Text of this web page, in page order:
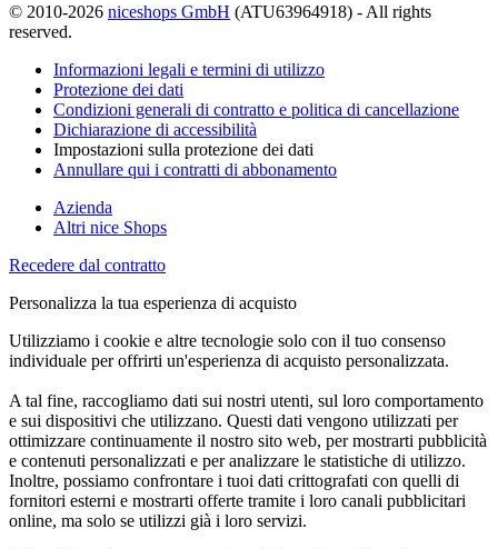
© 2010-2026 niceshops GmbH (ATU63964918) - All rights
reserved.
Informazioni legali e termini di utilizzo
Protezione dei dati
Condizioni generali di contratto e politica di cancellazione
Dichiarazione di accessibilità
Impostazioni sulla protezione dei dati
Annullare qui i contratti di abbonamento
Azienda
Altri nice Shops
Recedere dal contratto
Personalizza la tua esperienza di acquisto
Utilizziamo i cookie e altre tecnologie solo con il tuo consenso
individuale per offrirti un'esperienza di acquisto personalizzata.
A tal fine, raccogliamo dati sui nostri utenti, sul loro comportamento
e sui dispositivi che utilizzano. Questi dati vengono utilizzati per
ottimizzare continuamente il nostro sito web, per mostrarti pubblicità
e contenuti personalizzati e per analizzare le statistiche di utilizzo.
Inoltre, possiamo confrontare i tuoi dati crittografati con quelli di
fornitori esterni e mostrarti offerte tramite i loro canali pubblicitari
online, ma solo se utilizzi già i loro servizi.